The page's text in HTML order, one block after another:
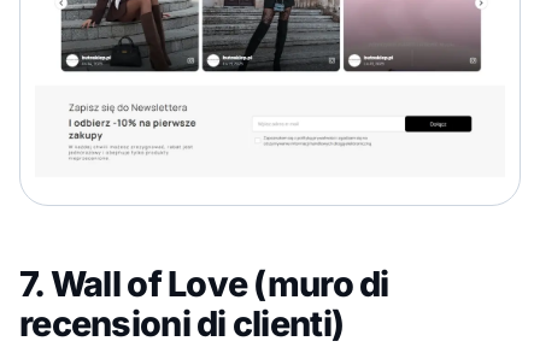
7. Wall of Love (muro di
recensioni di clienti)